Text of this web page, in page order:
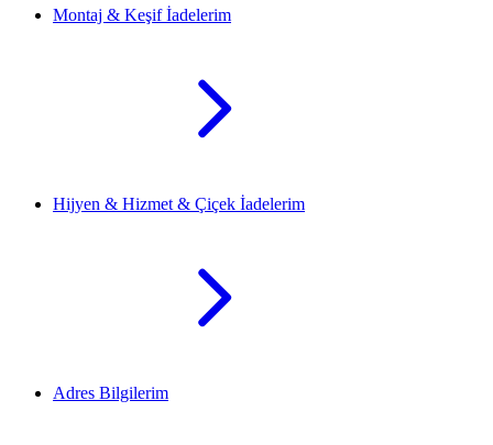
Montaj & Keşif İadelerim
Hijyen & Hizmet & Çiçek İadelerim
Adres Bilgilerim